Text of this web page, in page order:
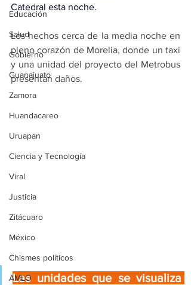
Educación
Salud
Gobierno
Guanajuato
Zamora
Huandacareo
Uruapan
Ciencia y Tecnología
Viral
Justicia
Zitácuaro
México
Chismes políticos
AMLO
Catedral esta noche.
Los hechos cerca de la media noche en
pleno corazón de Morelia, donde un taxi
y una unidad del proyecto del Metrobus
presentan daños.
Las unidades que se visualiza